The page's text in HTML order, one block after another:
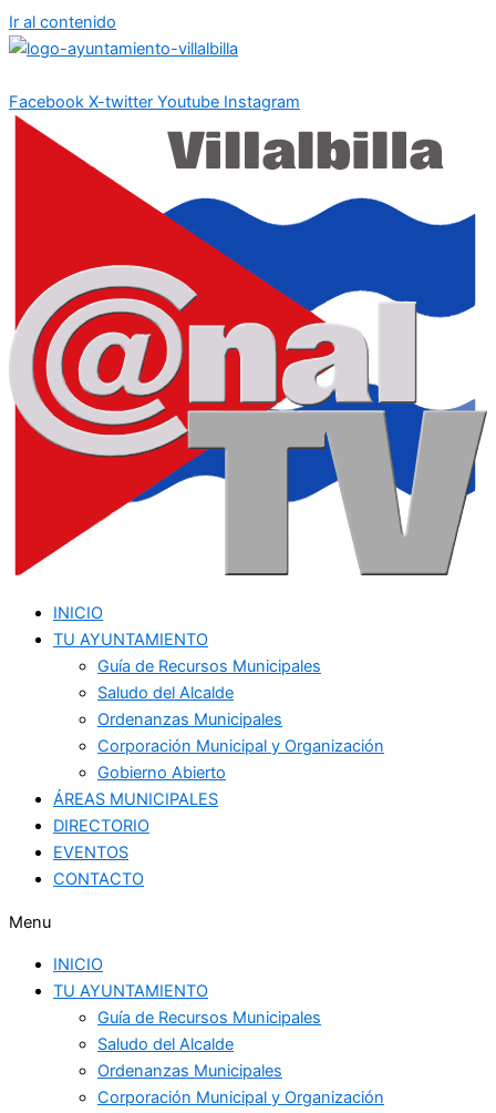
Ir al contenido
Facebook X-twitter Youtube Instagram
INICIO
TU AYUNTAMIENTO
Guía de Recursos Municipales
Saludo del Alcalde
Ordenanzas Municipales
Corporación Municipal y Organización
Gobierno Abierto
ÁREAS MUNICIPALES
DIRECTORIO
EVENTOS
CONTACTO
Menu
INICIO
TU AYUNTAMIENTO
Guía de Recursos Municipales
Saludo del Alcalde
Ordenanzas Municipales
Corporación Municipal y Organización